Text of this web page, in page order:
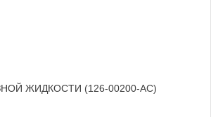
ЖИДКОСТИ (126-00200-AC)